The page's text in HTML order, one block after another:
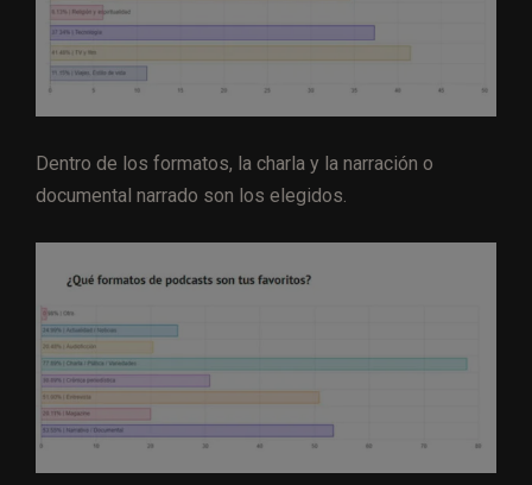
Dentro de los formatos, la charla y la narración o
documental narrado son los elegidos.